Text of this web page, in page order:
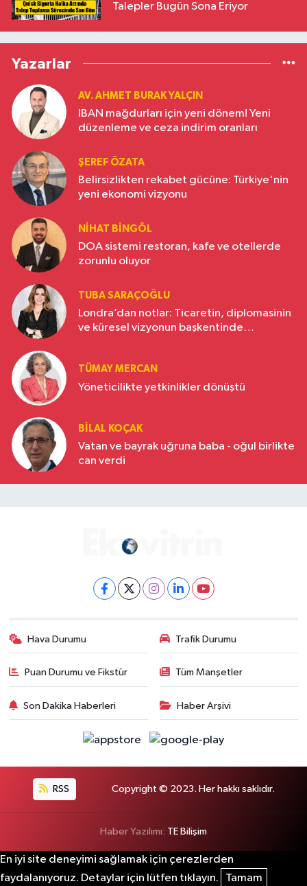
Talepler Bugün Sona Eriyor
Yazarlar
AV. AHMET BURAK YALÇIN
IBAN mağdurları için yeni dönem! Yeni
düzenleme ve ceza indirim oranları
ŞEREF ÖZATA
Belirsizlikten rekabet gücüne: Türkiye'nin
yeni ekonomi vizyonu
NIHAT BINGÖL
DOA sistemi restoran, kafe ve otellerde
zorunlu oluyor
TUBA SARAÇOĞLU
Londra’dan notlar: Ticaretin, diplomasinin
ve küresel vizyonun başkentinde
TÜMAY MERCAN
Yöneticilikte yetkinlikler dönüştü
BILAL KOÇAK
Vatan ve bayrak uğruna baba - oğul birlikte
can verdi
Hava Durumu Trafik Durumu
Puan Durumu ve Fikstür Tüm Manşetler
Son Dakika Haberleri Haber Arşivi
RSS Copyright © 2023. Her hakkı saklıdır.
Haber Yazılımı: TE Bilişim
En iyi site deneyimi sağlamak için çerezlerden
faydalanıyoruz. Detaylar için lütfen tıklayın.
Tamam